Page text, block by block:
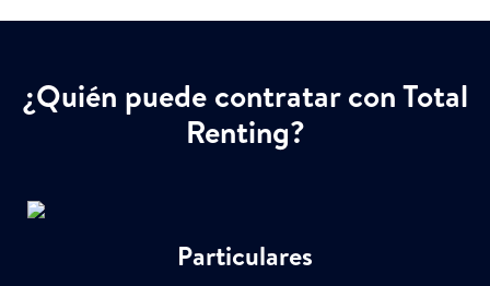
¿Quién puede contratar con Total
Renting?
Particulares